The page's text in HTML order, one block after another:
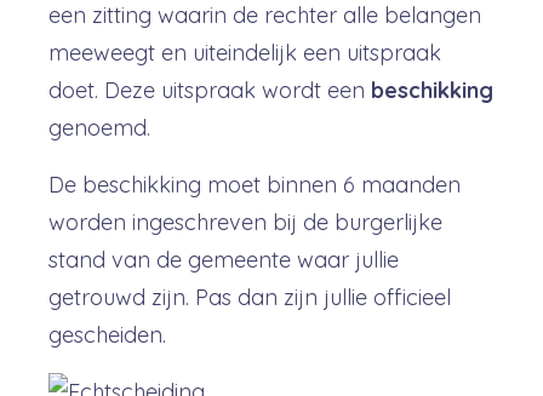
een zitting waarin de rechter alle belangen
meeweegt en uiteindelijk een uitspraak
doet. Deze uitspraak wordt een beschikking
genoemd.
De beschikking moet binnen 6 maanden
worden ingeschreven bij de burgerlijke
stand van de gemeente waar jullie
getrouwd zijn. Pas dan zijn jullie officieel
gescheiden.